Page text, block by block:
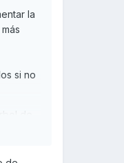
la
si no
eso,